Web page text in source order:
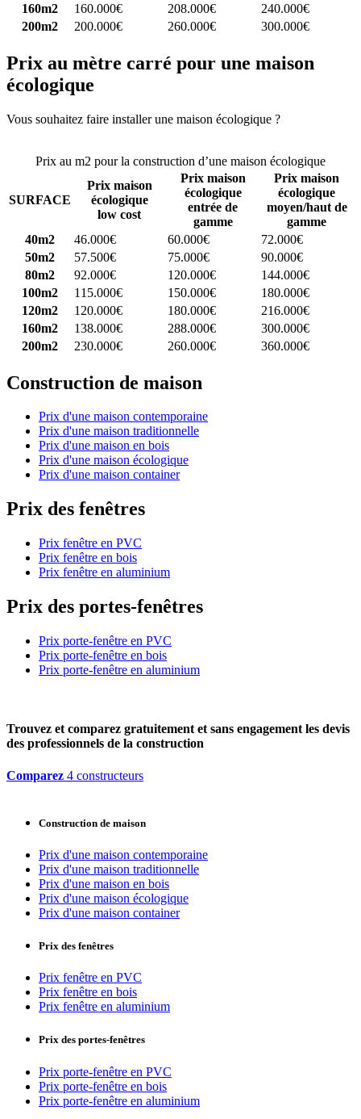
160m2
160.000€ 208.000€
240.000€
200m2
200.000€ 260.000€ 300.000€
Prix au mètre carré pour une maison
écologique
Vous souhaitez faire installer une maison écologique ?
Prix au m2 pour la construction d’une maison écologique
SURFACE
Prix maison
écologique
low cost
Prix maison
écologique
entrée de
gamme
Prix maison
écologique
moyen/haut de
gamme
40m2
46.000€ 60.000€
72.000€
50m2
57.500€ 75.000€
90.000€
80m2
92.000€ 120.000€
144.000€
100m2
115.000€ 150.000€
180.000€
120m2
120.000€ 180.000€
216.000€
160m2
138.000€ 288.000€
300.000€
200m2
230.000€ 260.000€ 360.000€
Construction de maison
Prix d'une maison contemporaine
Prix d'une maison traditionnelle
Prix d'une maison en bois
Prix d'une maison écologique
Prix d'une maison container
Prix des fenêtres
Prix fenêtre en PVC
Prix fenêtre en bois
Prix fenêtre en aluminium
Prix des portes-fenêtres
Prix porte-fenêtre en PVC
Prix porte-fenêtre en bois
Prix porte-fenêtre en aluminium
Trouvez et comparez gratuitement et sans engagement les devis
des professionnels de la construction
Comparez 4 constructeurs
Construction de maison
Prix d'une maison contemporaine
Prix d'une maison traditionnelle
Prix d'une maison en bois
Prix d'une maison écologique
Prix d'une maison container
Prix des fenêtres
Prix fenêtre en PVC
Prix fenêtre en bois
Prix fenêtre en aluminium
Prix des portes-fenêtres
Prix porte-fenêtre en PVC
Prix porte-fenêtre en bois
Prix porte-fenêtre en aluminium